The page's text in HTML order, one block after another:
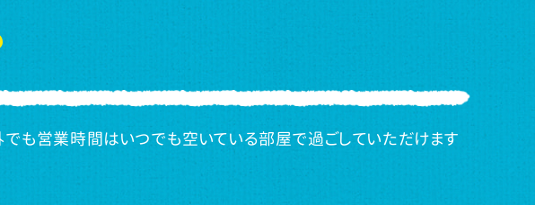
も営業時間はいつでも空いている部屋で過ごしていただけます